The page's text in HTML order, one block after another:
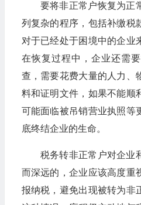
要将非正常户恢复为正
列复杂的程序，包括补缴税
对于已经处于困境中的企业
在恢复过程中，企业还需
查，需要花费大量的人力、
料和证明文件，如果不能顺
可能面临被吊销营业执照等
底终结企业的生命。
税务转非正常户对企业
而深远的，企业应该高度重
报纳税，避免出现被转为非